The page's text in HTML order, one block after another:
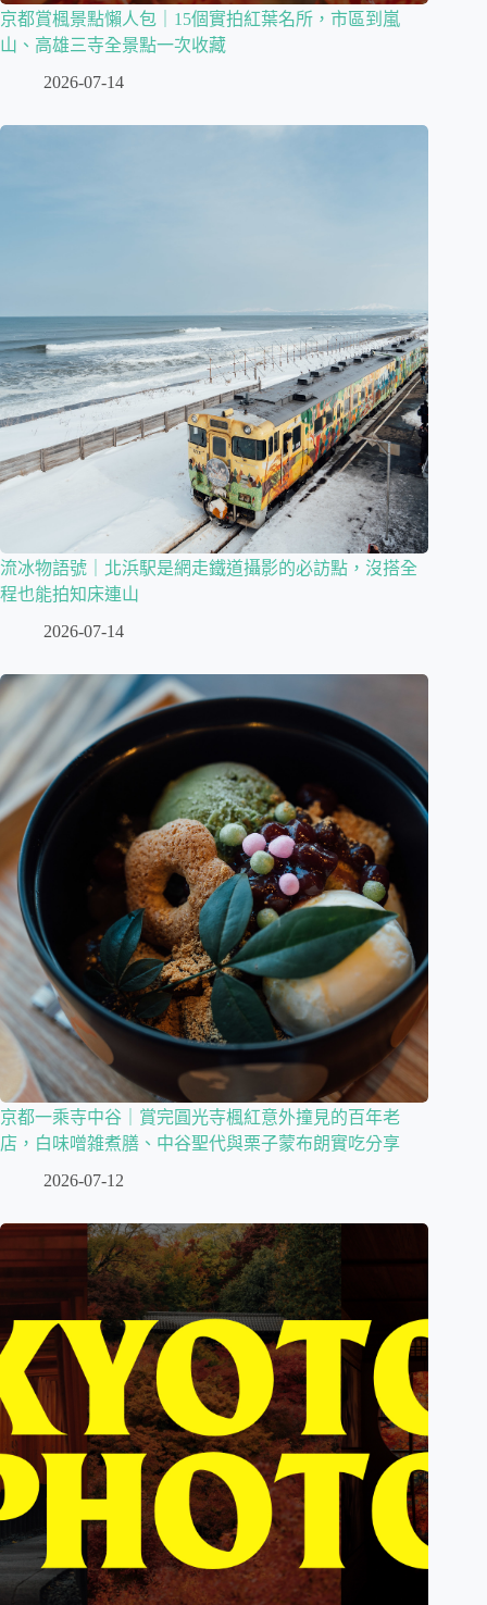
京都賞楓景點懶人包｜15個實拍紅葉名所，市區到嵐
山、高雄三寺全景點一次收藏
2026-07-14
流冰物語號｜北浜駅是網走鐵道攝影的必訪點，沒搭全
程也能拍知床連山
2026-07-14
京都一乘寺中谷｜賞完圓光寺楓紅意外撞見的百年老
店，白味噌雑煮膳、中谷聖代與栗子蒙布朗實吃分享
2026-07-12